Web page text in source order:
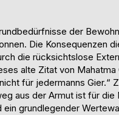
der
Die Konsequenzen
die rücksichtslose
alte Zitat von Mahatma
für jedermanns Gier.“
aus der Armut ist für die
grundlegender